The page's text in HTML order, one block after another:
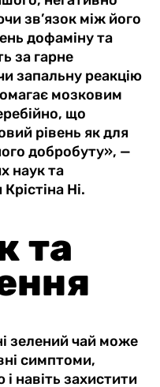
зв’язок між його
дофаміну та
за гарне
запальну реакцію
мозковим
що
рівень як для
добробуту», —
наук та
Ні.
та
зелений чай може
симптоми,
навіть захистити